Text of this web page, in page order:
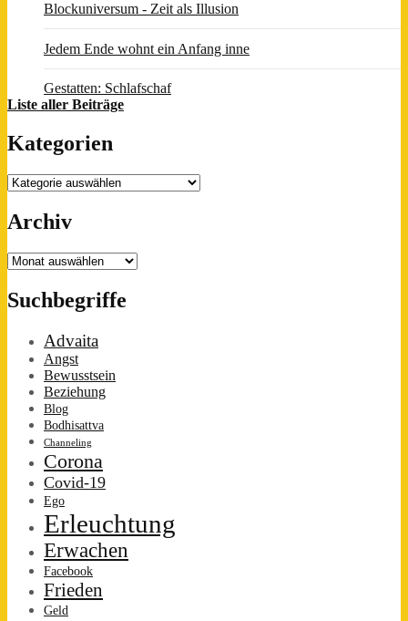
Blockuniversum - Zeit als Illusion
Jedem Ende wohnt ein Anfang inne
Gestatten: Schlafschaf
Liste aller Beiträge
Kategorien
Kategorien
Archiv
Archiv
Suchbegriffe
Advaita
Angst
Bewusstsein
Beziehung
Blog
Bodhisattva
Channeling
Corona
Covid-19
Ego
Erleuchtung
Erwachen
Facebook
Frieden
Geld